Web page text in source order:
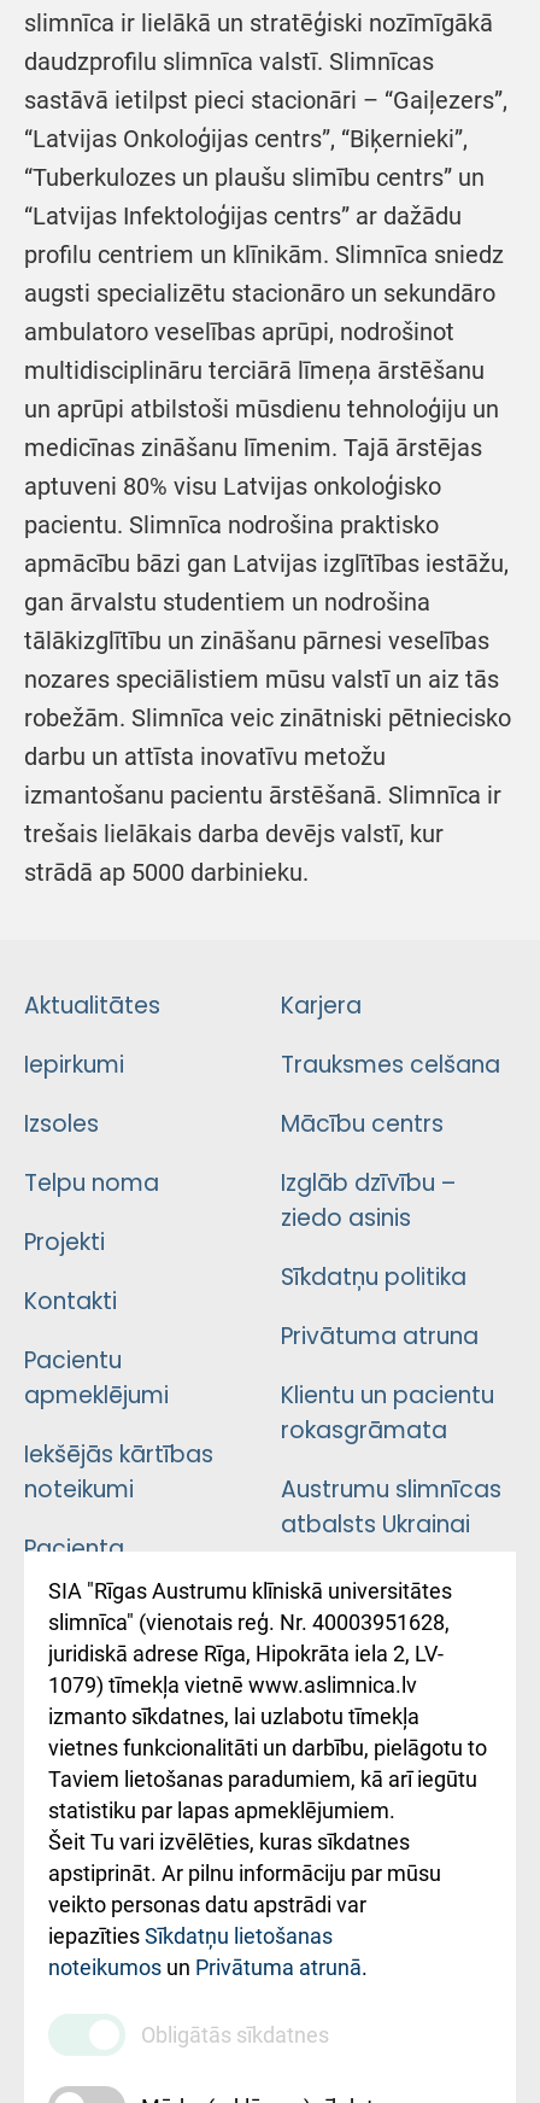
slimnīca ir lielākā un stratēģiski nozīmīgākā
daudzprofilu slimnīca valstī. Slimnīcas
sastāvā ietilpst pieci stacionāri – “Gaiļezers”,
“Latvijas Onkoloģijas centrs”, “Biķernieki”,
“Tuberkulozes un plaušu slimību centrs” un
“Latvijas Infektoloģijas centrs” ar dažādu
profilu centriem un klīnikām. Slimnīca sniedz
augsti specializētu stacionāro un sekundāro
ambulatoro veselības aprūpi, nodrošinot
multidisciplināru terciārā līmeņa ārstēšanu
un aprūpi atbilstoši mūsdienu tehnoloģiju un
medicīnas zināšanu līmenim. Tajā ārstējas
aptuveni 80% visu Latvijas onkoloģisko
pacientu. Slimnīca nodrošina praktisko
apmācību bāzi gan Latvijas izglītības iestāžu,
gan ārvalstu studentiem un nodrošina
tālākizglītību un zināšanu pārnesi veselības
nozares speciālistiem mūsu valstī un aiz tās
robežām. Slimnīca veic zinātniski pētniecisko
darbu un attīsta inovatīvu metožu
izmantošanu pacientu ārstēšanā. Slimnīca ir
trešais lielākais darba devējs valstī, kur
strādā ap 5000 darbinieku.
Aktualitātes
Iepirkumi
Izsoles
Telpu noma
Projekti
Kontakti
Pacientu
apmeklējumi
Iekšējās kārtības
noteikumi
Pacienta
atsauksmju/sūdzību
iesniegšanas
kārtība
Kā pie mums nokļūt
Rēķinu apmaksas
ceļvedis
Rekvizīti un
ārstniecības
iestādes kods
010000234
Maksas
pakalpojumu
Karjera
Trauksmes celšana
Mācību centrs
Izglāb dzīvību –
ziedo asinis
Sīkdatņu politika
Privātuma atruna
Klientu un pacientu
rokasgrāmata
Austrumu slimnīcas
atbalsts Ukrainai
Підтримка Східної
лікарні та співпраця з
Україною
SIA "Rīgas Austrumu klīniskā universitātes
slimnīca" (vienotais reģ. Nr. 40003951628,
juridiskā adrese Rīga, Hipokrāta iela 2, LV-
1079) tīmekļa vietnē www.aslimnica.lv
izmanto sīkdatnes, lai uzlabotu tīmekļa
vietnes funkcionalitāti un darbību, pielāgotu to
Taviem lietošanas paradumiem, kā arī iegūtu
statistiku par lapas apmeklējumiem.
Šeit Tu vari izvēlēties, kuras sīkdatnes
apstiprināt. Ar pilnu informāciju par mūsu
veikto personas datu apstrādi var
iepazītiesSīkdatņu lietošanas
noteikumos un Privātuma atrunā.
Obligātās sīkdatnes